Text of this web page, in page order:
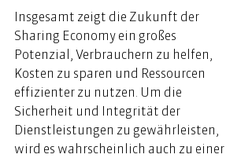
Insgesamt zeigt die Zukunft der
Sharing Economy ein großes
Potenzial, Verbrauchern zu helfen,
Kosten zu sparen und Ressourcen
effizienter zu nutzen. Um die
Sicherheit und Integrität der
Dienstleistungen zu gewährleisten,
wird es wahrscheinlich auch zu einer